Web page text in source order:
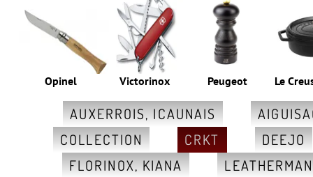
AUXERROIS, ICAUNAIS
COLLECTION
CRKT
DEEJO
FLORINOX, KIANA
LEATHERMAN
Peugeot Le
Victorinox
Opinel